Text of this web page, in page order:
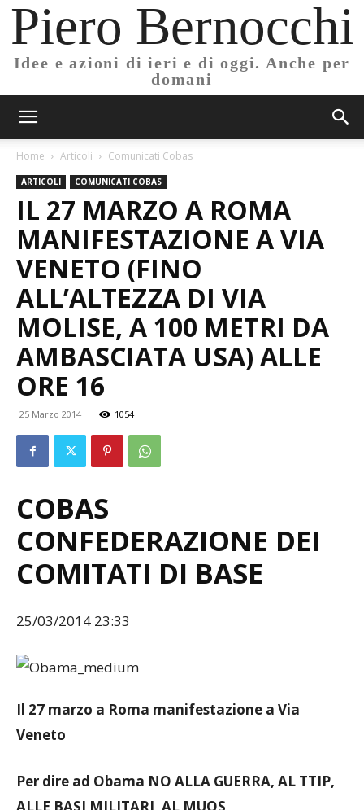
Piero Bernocchi
Idee e azioni di ieri e di oggi. Anche per
domani
Home Articoli Comunicati Cobas
ARTICOLI COMUNICATI COBAS
IL 27 MARZO A ROMA
MANIFESTAZIONE A VIA
VENETO (FINO
ALL’ALTEZZA DI VIA
MOLISE, A 100 METRI DA
AMBASCIATA USA) ALLE
ORE 16
25 Marzo 2014 1054
COBAS
CONFEDERAZIONE DEI
COMITATI DI BASE
25/03/2014 23:33
Il 27 marzo a Roma manifestazione a Via
Veneto
Per dire ad Obama NO ALLA GUERRA, AL TTIP,
ALLE BASI MILITARI, AL MUOS